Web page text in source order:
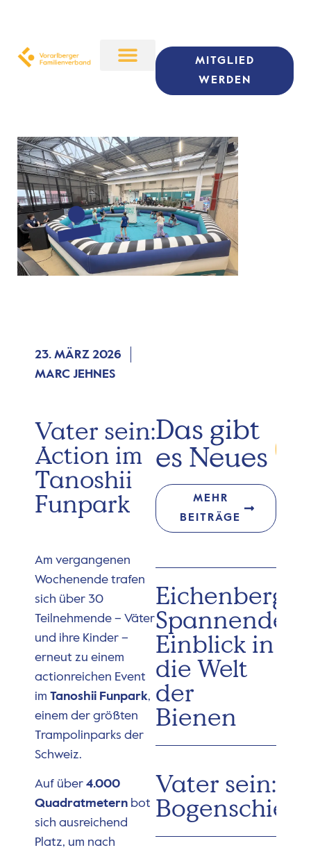
MITGLIED
WERDEN
23. MÄRZ 2026
MARC JEHNES
Vater sein:
Action im
Tanoshii
Funpark
Am vergangenen
Wochenende trafen
sich über 30
Teilnehmende – Väter
und ihre Kinder –
erneut zu einem
actionreichen Event
im Tanoshii Funpark,
einem der größten
Trampolinparks der
Schweiz.
Auf über 4.000
Quadratmetern bot
sich ausreichend
Platz, um nach
Das gibt
es Neues
MEHR
BEITRÄGE
Eichenberg:
Spannender
Einblick in
die Welt
der
Bienen
Vater sein: